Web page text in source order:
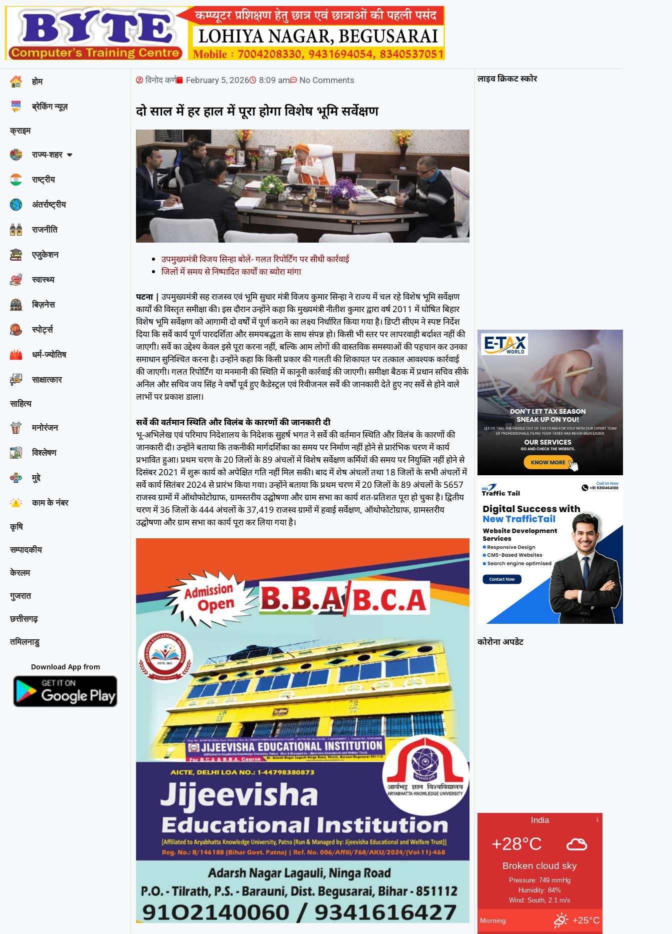
होम
ब्रेकिंग न्यूज़
क्राइम
राज्‍य-शहर
राष्ट्रीय
अंतर्राष्ट्रीय
राजनीति
एजुकेशन
स्वास्थ्य
बिज़नेस
स्पोर्ट्स
धर्म-ज्योतिष
साक्षात्‍कार
साहित्य
मनोरंजन
विश्‍लेषण
मुद्दे
काम के नंबर
कृषि
सम्पादकीय
केरलम
गुजरात
छत्तीसगढ़
तमिलनाडु
Download App from
विनोद कर्ण February 5, 2026 8:09 am No Comments
दो साल में हर हाल में पूरा होगा विशेष भूमि सर्वेक्षण
उपमुख्यमंत्री विजय सिन्हा बोले- गलत रिपोर्टिंग पर सीधी कार्रवाई
जिलों में समय से निष्पादित कार्यों का ब्योरा मांगा
पटना | उपमुख्यमंत्री सह राजस्व एवं भूमि सुधार मंत्री विजय कुमार सिन्हा ने राज्य में चल रहे विशेष भूमि सर्वेक्षण
कार्यों की विस्तृत समीक्षा की। इस दौरान उन्होंने कहा कि मुख्यमंत्री नीतीश कुमार द्वारा वर्ष 2011 में घोषित बिहार
विशेष भूमि सर्वेक्षण को आगामी दो वर्षों में पूर्ण कराने का लक्ष्य निर्धारित किया गया है। डिप्टी सीएम ने स्पष्ट निर्देश
दिया कि सर्वे कार्य पूर्ण पारदर्शिता और समयबद्धता के साथ संपन्न हो। किसी भी स्तर पर लापरवाही बर्दाश्त नहीं की
जाएगी। सर्वे का उद्देश्य केवल इसे पूरा करना नहीं, बल्कि आम लोगों की वास्तविक समस्याओं की पहचान कर उनका
समाधान सुनिश्चित करना है। उन्होंने कहा कि किसी प्रकार की गलती की शिकायत पर तत्काल आवश्यक कार्रवाई
की जाएगी। गलत रिपोर्टिंग या मनमानी की स्थिति में कानूनी कार्रवाई की जाएगी। समीक्षा बैठक में प्रधान सचिव सीके
अनिल और सचिव जय सिंह ने वर्षों पूर्व हुए कैडेस्ट्रल एवं रिवीजनल सर्वे की जानकारी देते हुए नए सर्वे से होने वाले
लाभों पर प्रकाश डाला।
सर्वे की वर्तमान स्थिति और विलंब के कारणों की जानकारी दी
भू-अभिलेख एवं परिमाप निदेशालय के निदेशक सुहर्ष भगत ने सर्वे की वर्तमान स्थिति और विलंब के कारणों की
जानकारी दी। उन्होंने बताया कि तकनीकी मार्गदर्शिका का समय पर निर्माण नहीं होने से प्रारंभिक चरण में कार्य
प्रभावित हुआ। प्रथम चरण के 20 जिलों के 89 अंचलों में विशेष सर्वेक्षण कर्मियों की समय पर नियुक्ति नहीं होने से
दिसंबर 2021 में शुरू कार्य को अपेक्षित गति नहीं मिल सकी। बाद में शेष अंचलों तथा 18 जिलों के सभी अंचलों में
सर्वे कार्य सितंबर 2024 से प्रारंभ किया गया। उन्होंने बताया कि प्रथम चरण में 20 जिलों के 89 अंचलों के 5657
राजस्व ग्रामों में ऑथोफोटोग्राफ, ग्रामस्तरीय उद्घोषणा और ग्राम सभा का कार्य शत-प्रतिशत पूरा हो चुका है। द्वितीय
चरण में 36 जिलों के 444 अंचलों के 37,419 राजस्व ग्रामों में हवाई सर्वेक्षण, ऑथोफोटोग्राफ, ग्रामस्तरीय
उद्घोषणा और ग्राम सभा का कार्य पूरा कर लिया गया है।
लाइव क्रिकट स्कोर
कोरोना अपडेट
India
+28°C
Broken cloud sky
Pressure: 749 mmHg
Humidity: 84%
Wind: South, 2.1 m/s
Morning +25°C